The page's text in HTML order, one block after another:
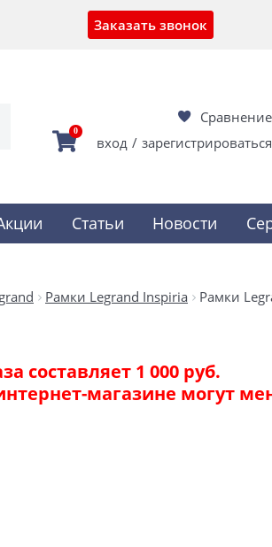
Заказать звонок
Сравнение
0
вход / зарегистрироваться
Статьи Новости
Рамки Legrand Inspiria Рамки
составляет 1 000 руб.
магазине могут